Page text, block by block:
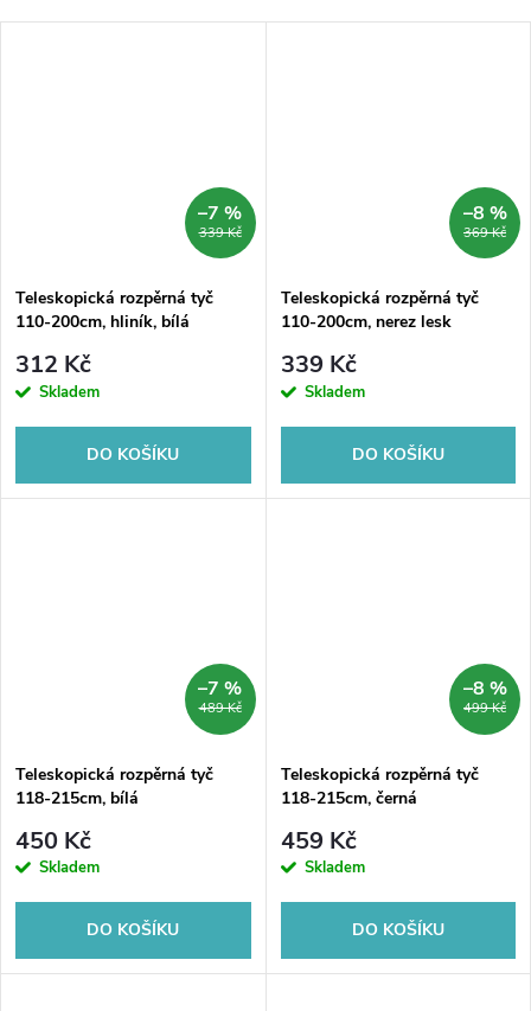
339 Kč
–7 %
Teleskopická rozpěrná tyč
110-200cm, hliník, bílá
312 Kč
Skladem
DO KOŠÍKU
369 Kč
–8 %
Teleskopická rozpěrná tyč
110-200cm, nerez lesk
339 Kč
Skladem
DO KOŠÍKU
489 Kč
–7 %
Teleskopická rozpěrná tyč
118-215cm, bílá
450 Kč
Skladem
DO KOŠÍKU
499 Kč
–8 %
Teleskopická rozpěrná tyč
118-215cm, černá
459 Kč
Skladem
DO KOŠÍKU